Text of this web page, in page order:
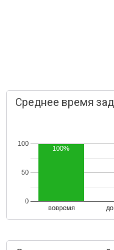
Среднее время
вовремя
0
50
100
100%